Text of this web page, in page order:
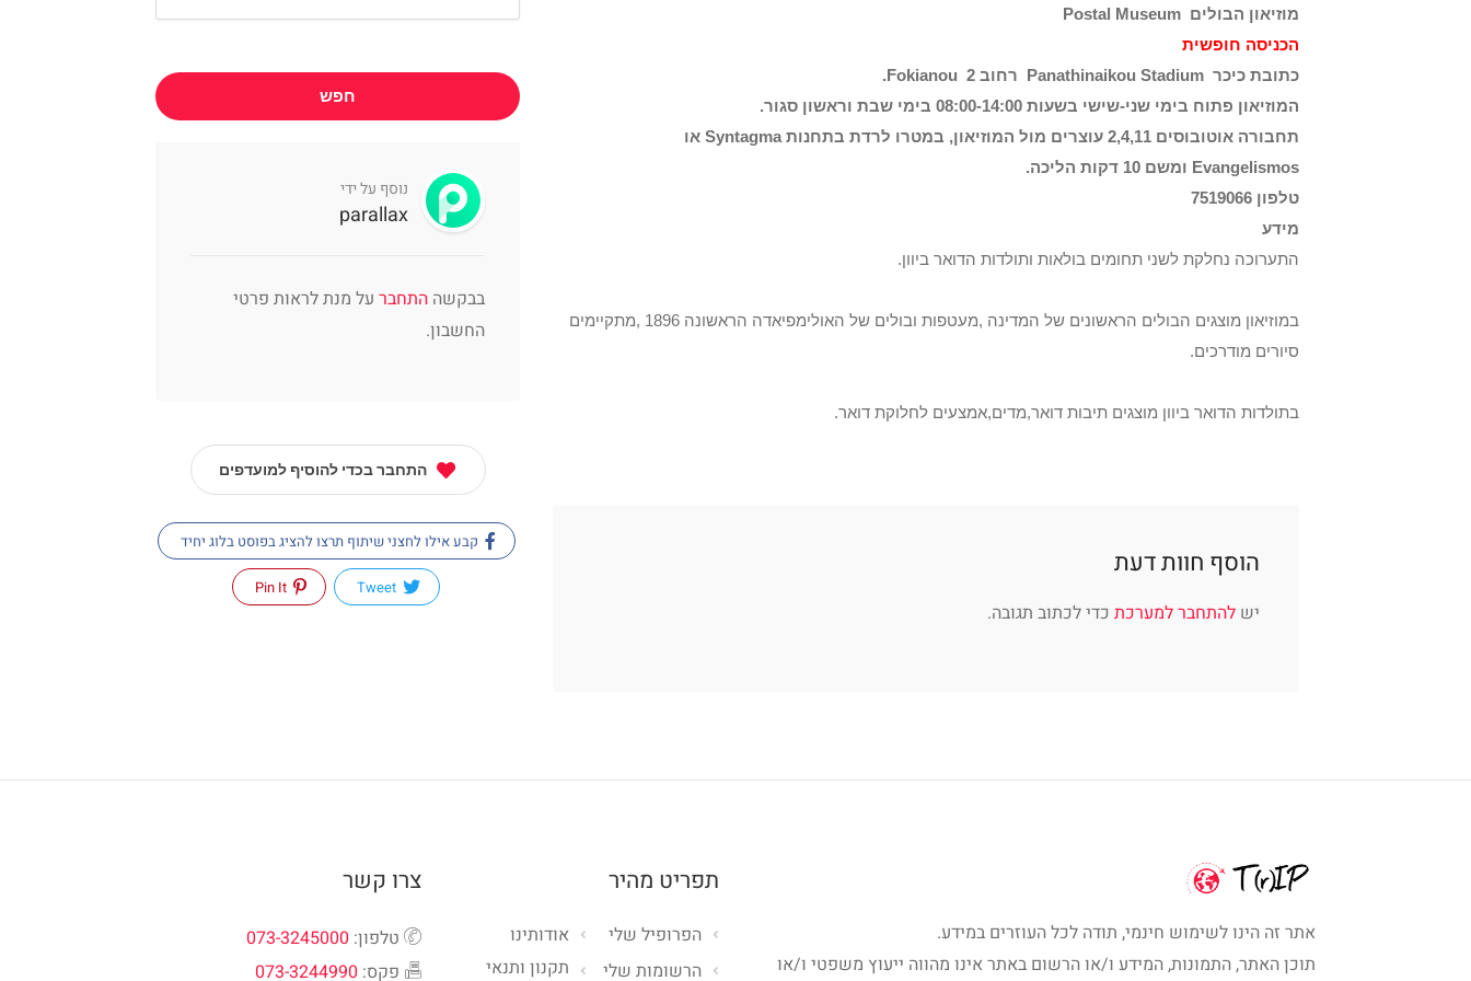
מוזיאון הבולים Postal Museum
הכניסה חופשית
כתובת כיכר Panathinaikou Stadium רחוב 2 Fokianou
.
המוזיאון פתוח בימי שני-שישי בשעות 08:00-14:00 בימי שבת וראשון סגור.
תחבורה אוטובוסים 2,4,11 עוצרים מול המוזיאון, במטרו לרדת בתחנות
Syntagma או
Evangelismos ומשם 10 דקות הליכה.
טלפון 7519066
מידע
התערוכה נחלקת לשני תחומים בולאות ותולדות הדואר ביוון.
במוזיאון מוצגים הבולים הראשונים של המדינה ,מעטפות ובולים של האולימפיאדה הראשונה 1896 ,מתקיימים
סיורים מודרכים.
בתולדות הדואר ביוון מוצגים תיבות דואר,מדים,אמצעים לחלוקת דואר.
הוסף חוות דעת
יש להתחבר למערכת כדי לכתוב תגובה.
חפש
נוסף על ידי
parallax
בבקשה התחבר על מנת לראות פרטי
החשבון.
התחבר בכדי להוסיף למועדפים
קבע אילו לחצני שיתוף תרצו להציג בפוסט בלוג יחיד
אתר זה הינו לשימוש חינמי, תודה לכל העוזרים במידע.
תוכן האתר, התמונות, המידע ו/או הרשום באתר אינו מהווה ייעוץ משפטי ו/או
תפריט מהיר
אודותינו
תקנון ותנאי
הפרופיל שלי
הרשומות שלי
צרו קשר
טלפון: 073-3245000
פקס: 073-3244990